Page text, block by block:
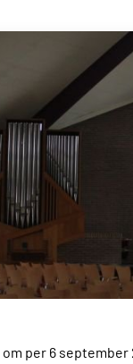
per 6